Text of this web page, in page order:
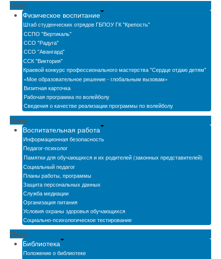
Menu
Физическое воспитание
Штаб студенческих отрядов ГБПОУ ГК "Крепость"
ССПО "Вертикаль"
ССО "Радуга"
ССО "Авангард"
ССК "Виктория"
Краевой конкурс профессионального мастерства "Сердце отдаю детям"
«Мое образовательное решение - глобальным вызовам»
Визитная карточка
Рабочая программа по волейболу
Сведения о качестве реализации программы по волейболу
Menu
Воспитательная работа
Информационная безопасность
Педагог-психолог
Памятки для обучающихся и их родителей (законных представителей)
Социальный педагог
Планы работы, программы
Защита персональных данных
Служба медиации
Организация питания
Условия охраны здоровья обучающихся
Социально-психологическое тестирование
Menu
Библиотека
Положение о библиотеке